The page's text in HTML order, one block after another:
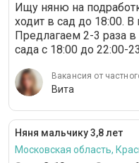
Ищу няню на
ходит в сад до 18:00.
Предлагаем 2-3 раза
сада с 18:00 до 22:00-
Вакансия от
Вита
Няня мальчику 3,8 лет
Московская область,